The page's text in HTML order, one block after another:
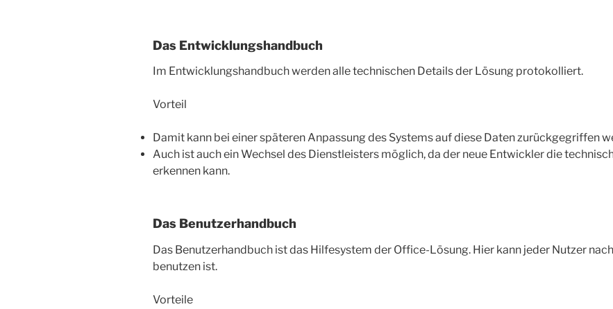
Das Entwicklungshandbuch
Im Entwicklungshandbuch werden alle technischen Details der Lösung protokolliert.
Vorteil
Damit kann bei einer späteren Anpassung des Systems auf diese Daten zurückgegriffen
Auch ist auch ein Wechsel des Dienstleisters möglich, da der neue Entwickler die
erkennen kann.
Das Benutzerhandbuch
Das Benutzerhandbuch ist das Hilfesystem der Office-Lösung. Hier kann jeder Nutzer
benutzen ist.
Vorteile